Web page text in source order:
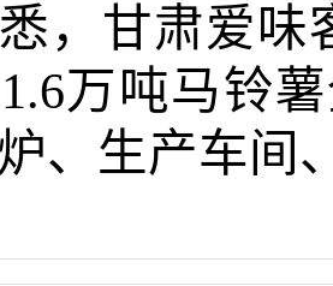
，甘肃爱味
万吨马铃
、生产车间